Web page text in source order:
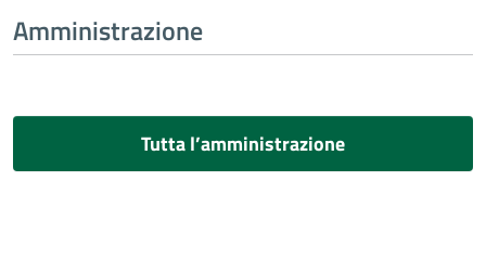
Amministrazione
Tutta l’amministrazione